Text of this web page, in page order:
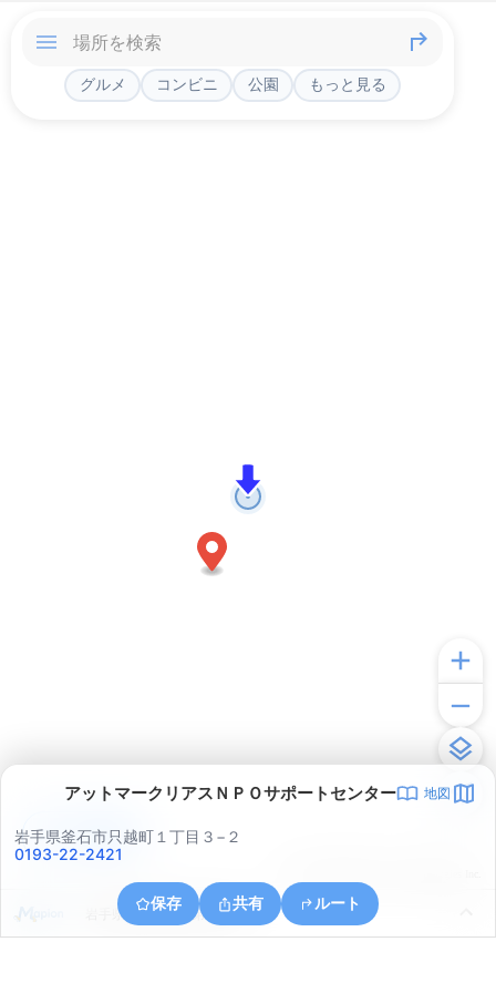
グルメ コンビニ 公園 もっと見る
アットマークリアスＮＰＯサポートセンター 地図
岩手県釜石市只越町１丁目３−２
0193-22-2421
保存 共有 ルート
岩手県釜石市釜石第３地割
アプリで見る